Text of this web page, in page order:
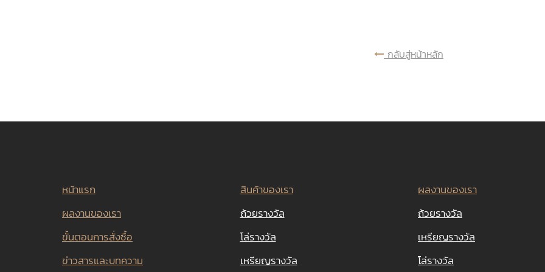
กลับสู่หน้าหลัก
หน้าแรก
ผลงานของเรา
ขั้นตอนการสั่งซื้อ
ข่าวสารและบทความ
สินค้าของเรา
ถ้วยรางวัล
โล่รางวัล
เหรียญรางวัล
ผลงานของเรา
ถ้วยรางวัล
เหรียญรางวัล
โล่รางวัล